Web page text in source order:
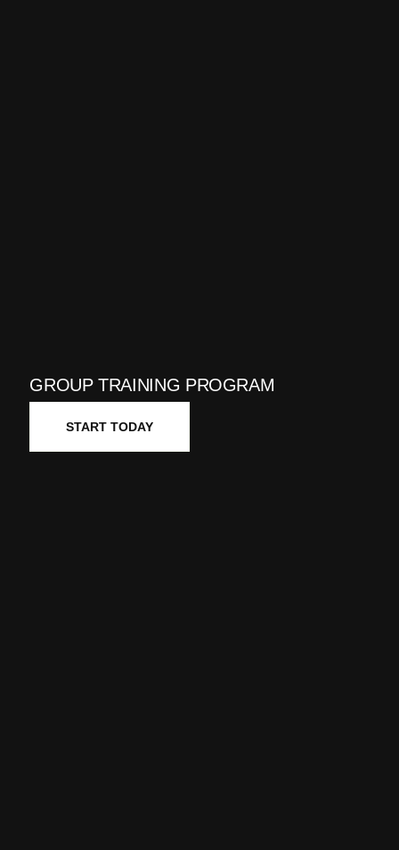
GROUP TRAINING PROGRAM
START TODAY